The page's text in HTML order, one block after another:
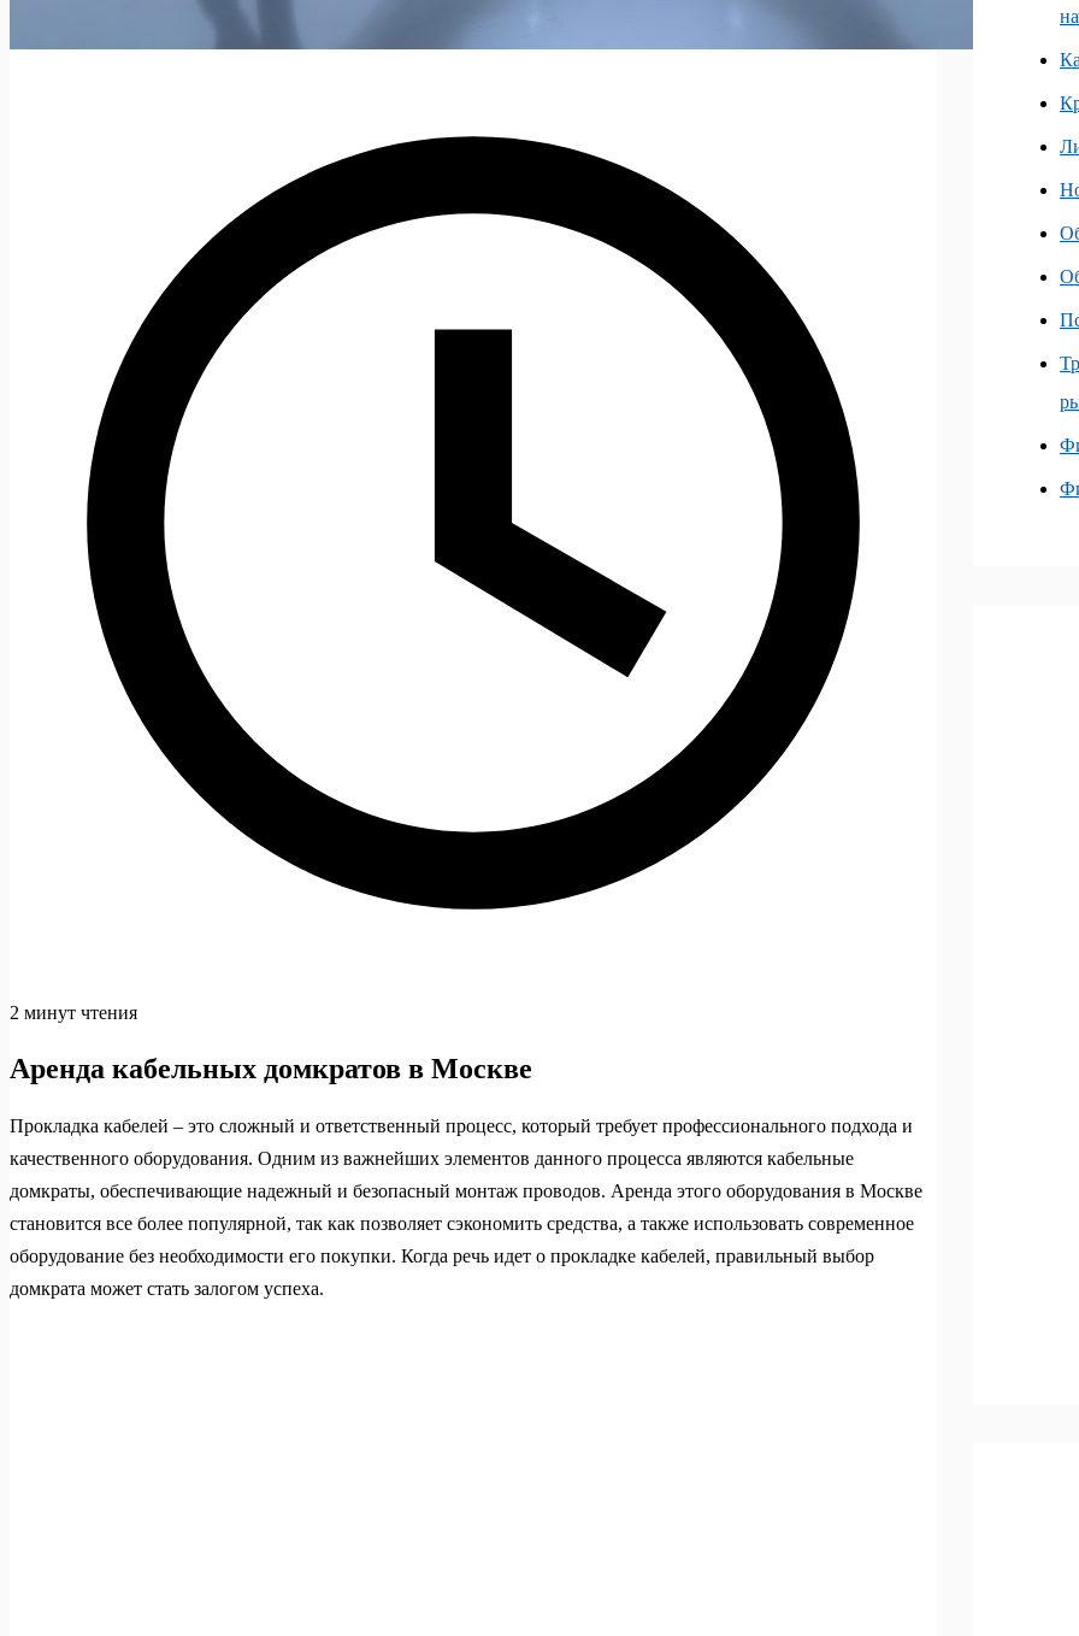
2 минут чтения
Аренда кабельных домкратов в Москве
Прокладка кабелей – это сложный и ответственный процесс, который требует профессионального подхода и
качественного оборудования. Одним из важнейших элементов данного процесса являются кабельные
домкраты, обеспечивающие надежный и безопасный монтаж проводов. Аренда этого оборудования в Москве
становится все более популярной, так как позволяет сэкономить средства, а также использовать современное
оборудование без необходимости его покупки. Когда речь идет о прокладке кабелей, правильный выбор
домкрата может стать залогом успеха.